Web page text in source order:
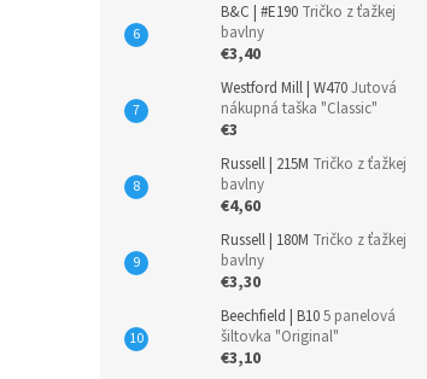
B&C | #E190 Tričko z ťažkej
bavlny
€3,40
Westford Mill | W470Jutová
nákupná taška "Classic"
€3
Russell | 215M Tričko z ťažkej
bavlny
€4,60
Russell | 180M Tričko z ťažkej
bavlny
€3,30
Beechfield | B105 panelová
šiltovka "Original"
€3,10